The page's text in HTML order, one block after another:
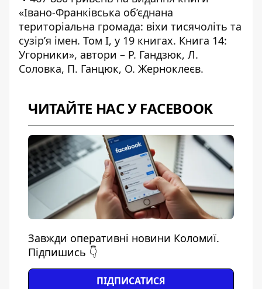
«Івано-Франківська об’єднана
територіальна громада: віхи тисячоліть та
сузір’я імен. Том І, у 19 книгах. Книга 14:
Угорники», автори – Р. Гандзюк, Л.
Соловка, П. Ганцюк, О. Жерноклеєв.
ЧИТАЙТЕ НАС У FACEBOOK
Завжди оперативні новини Коломиї.
Підпишись 👇
ПІДПИСАТИСЯ